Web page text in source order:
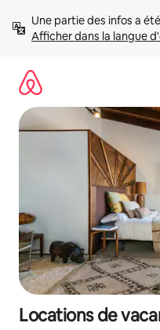
directement
Afficher dans la langue
Locations de